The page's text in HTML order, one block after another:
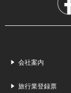
会社案内
旅行業登録票